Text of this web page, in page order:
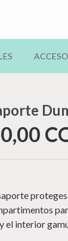
el interior